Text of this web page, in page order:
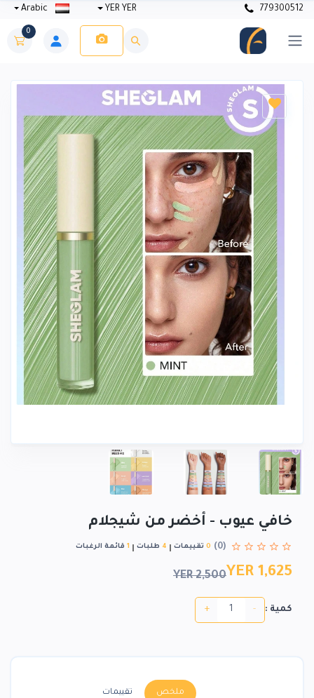
779300512
YER YER
0
خافي عيوب - أخضر من شيجلام
(0)
0 تقييمات 4 طلبات 1 قائمة الرغبات
YER 1,625
YER 2,500
كمية : -
+
ملخص تقييمات